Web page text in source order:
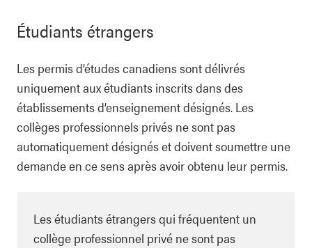
Étudiants étrangers
Les permis d’études canadiens sont délivrés
uniquement aux étudiants inscrits dans des
établissements d’enseignement désignés. Les
collèges professionnels privés ne sont pas
automatiquement désignés et doivent soumettre une
demande en ce sens après avoir obtenu leur permis.
Les étudiants étrangers qui fréquentent un
collège professionnel privé ne sont pas